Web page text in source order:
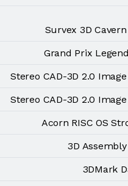
Survex 3D
Grand Prix
Stereo CAD-3D 2.0
Stereo CAD-3D 2.0
Acorn RISC OS
3D
3DMark